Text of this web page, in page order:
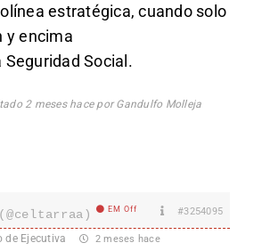
estratégica, cuando solo
y encima
Seguridad Social.
2 meses hace por Gandulfo Molleja
(@celtarraa) EM Off #3254095
de Ejecutiva 2 meses hace